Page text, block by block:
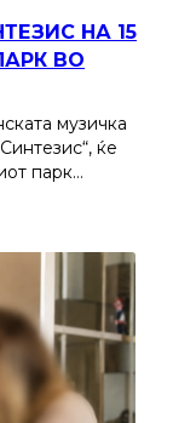
НА 15
ВО
музичка
ќе
парк…